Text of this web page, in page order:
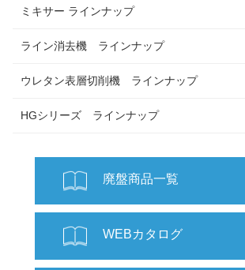
ミキサー ラインナップ
ライン消去機 ラインナップ
ウレタン表層切削機 ラインナップ
HGシリーズ ラインナップ
廃盤商品一覧
WEBカタログ